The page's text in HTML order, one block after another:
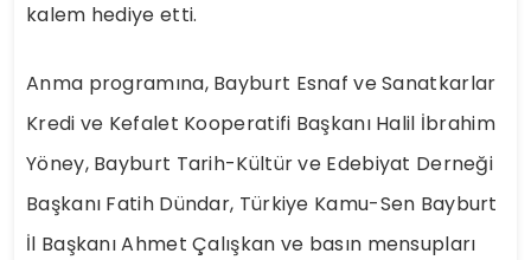
kalem hediye etti.
Anma programına, Bayburt Esnaf ve Sanatkarlar
Kredi ve Kefalet Kooperatifi Başkanı Halil İbrahim
Yöney, Bayburt Tarih-Kültür ve Edebiyat Derneği
Başkanı Fatih Dündar, Türkiye Kamu-Sen Bayburt
İl Başkanı Ahmet Çalışkan ve basın mensupları